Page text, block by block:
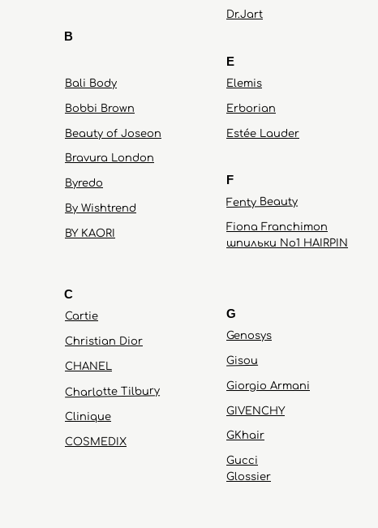
Glossier
Genosys
Elemis
Estée Lauder
Gucci
COSMEDIX
BY KAORI
Fiona Franchimon
шпильки No1 HAIRPIN
Fenty Beauty
Erborian
Dr.Jart
Gisou
Christian Dior
Charlotte Tilbury
CHANEL
Bali Body
GKhair
Cartie
By Wishtrend
Byredo
Bravura London
Bobbi Brown
Clinique
Giorgio Armani
B
C
E
F
G
Beauty of Joseon
GIVENCHY